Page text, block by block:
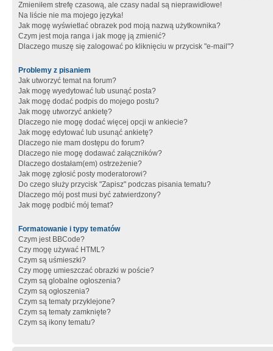
Zmieniłem strefę czasową, ale czasy nadal są nieprawidłowe!
Na liście nie ma mojego języka!
Jak mogę wyświetlać obrazek pod moją nazwą użytkownika?
Czym jest moja ranga i jak mogę ją zmienić?
Dlaczego muszę się zalogować po kliknięciu w przycisk "e-mail"?
Problemy z pisaniem
Jak utworzyć temat na forum?
Jak mogę wyedytować lub usunąć posta?
Jak mogę dodać podpis do mojego postu?
Jak mogę utworzyć ankietę?
Dlaczego nie mogę dodać więcej opcji w ankiecie?
Jak mogę edytować lub usunąć ankietę?
Dlaczego nie mam dostępu do forum?
Dlaczego nie mogę dodawać załączników?
Dlaczego dostałam(em) ostrzeżenie?
Jak mogę zgłosić posty moderatorowi?
Do czego służy przycisk "Zapisz" podczas pisania tematu?
Dlaczego mój post musi być zatwierdzony?
Jak mogę podbić mój temat?
Formatowanie i typy tematów
Czym jest BBCode?
Czy mogę używać HTML?
Czym są uśmieszki?
Czy mogę umieszczać obrazki w poście?
Czym są globalne ogłoszenia?
Czym są ogłoszenia?
Czym są tematy przyklejone?
Czym są tematy zamknięte?
Czym są ikony tematu?